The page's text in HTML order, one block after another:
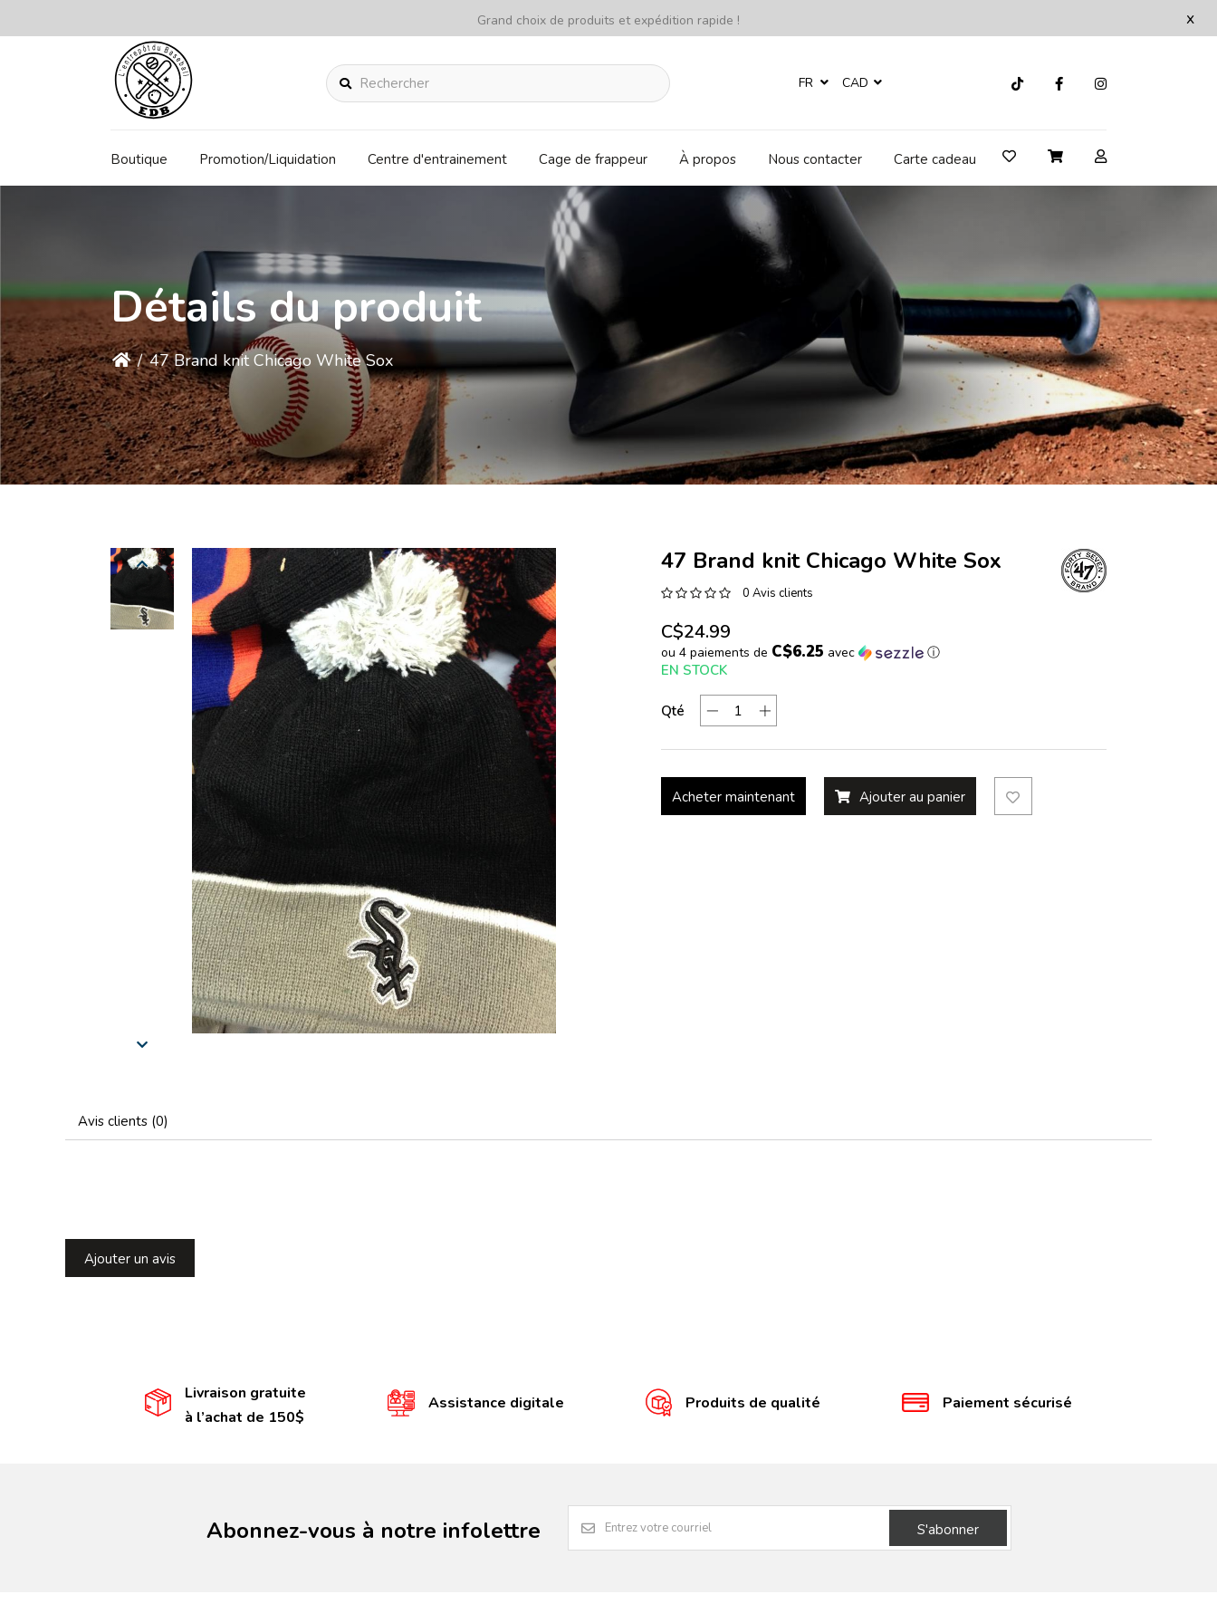
x
Grand choix de produits et expédition rapide !
Rechercher FR CAD
Boutique Promotion/Liquidation Centre d'entrainement Cage de frappeur À propos Nous contacter Carte cadeau
Détails du produit
/ 47 Brand knit Chicago White Sox
47 Brand knit Chicago White Sox
0 Avis clients
C$24.99
ou 4 paiements de C$6.25 avec ⓘ
EN STOCK
Qté
Acheter maintenant Ajouter au panier
Avis clients (0)
Ajouter un avis
Livraison gratuite
à l’achat de 150$
Assistance digitale Produits de qualité Paiement sécurisé
Abonnez-vous à notre infolettre S'abonner